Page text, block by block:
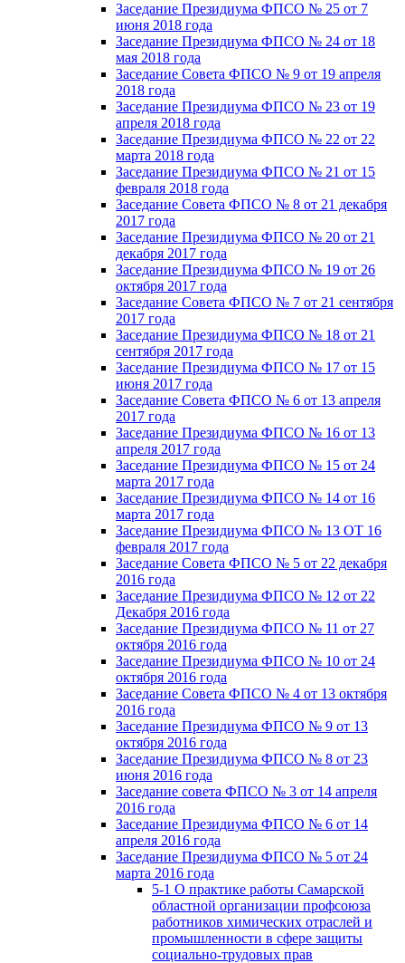
Заседание Президиума ФПСО № 25 от 7
июня 2018 года
Заседание Президиума ФПСО № 24 от 18
мая 2018 года
Заседание Совета ФПСО № 9 от 19 апреля
2018 года
Заседание Президиума ФПСО № 23 от 19
апреля 2018 года
Заседание Президиума ФПСО № 22 от 22
марта 2018 года
Заседание Президиума ФПСО № 21 от 15
февраля 2018 года
Заседание Совета ФПСО № 8 от 21 декабря
2017 года
Заседание Президиума ФПСО № 20 от 21
декабря 2017 года
Заседание Президиума ФПСО № 19 от 26
октября 2017 года
Заседание Совета ФПСО № 7 от 21 сентября
2017 года
Заседание Президиума ФПСО № 18 от 21
сентября 2017 года
Заседание Президиума ФПСО № 17 от 15
июня 2017 года
Заседание Совета ФПСО № 6 от 13 апреля
2017 года
Заседание Президиума ФПСО № 16 от 13
апреля 2017 года
Заседание Президиума ФПСО № 15 от 24
марта 2017 года
Заседание Президиума ФПСО № 14 от 16
марта 2017 года
Заседание Президиума ФПСО № 13 ОТ 16
февраля 2017 года
Заседание Совета ФПСО № 5 от 22 декабря
2016 года
Заседание Президиума ФПСО № 12 от 22
Декабря 2016 года
Заседание Президиума ФПСО № 11 от 27
октября 2016 года
Заседание Президиума ФПСО № 10 от 24
октября 2016 года
Заседание Совета ФПСО № 4 от 13 октября
2016 года
Заседание Президиума ФПСО № 9 от 13
октября 2016 года
Заседание Президиума ФПСО № 8 от 23
июня 2016 года
Заседание совета ФПСО № 3 от 14 апреля
2016 года
Заседание Президиума ФПСО № 6 от 14
апреля 2016 года
Заседание Президиума ФПСО № 5 от 24
марта 2016 года
5-1 О практике работы Самарской
областной организации профсоюза
работников химических отраслей и
промышленности в сфере защиты
социально-трудовых прав